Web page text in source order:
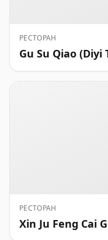
РЕСТОРАН
Gu Su Qiao (Diyi
РЕСТОРАН
Xin Ju Feng Cai